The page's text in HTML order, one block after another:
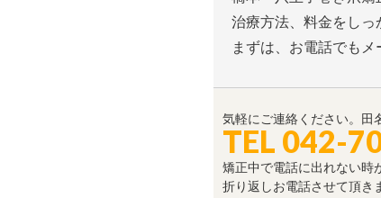
治療方法、料金をしっ
まずは、お電話でもメ
気軽にご連絡ください。田
TEL 042-
矯正中で電話に出れない時
折り返しお電話させて頂き